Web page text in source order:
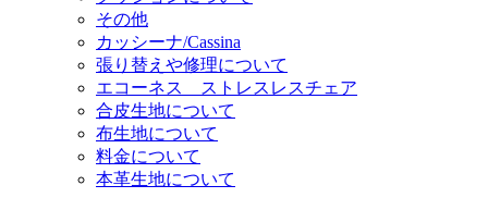
その他
カッシーナ/Cassina
張り替えや修理について
エコーネス ストレスレスチェア
合皮生地について
布生地について
料金について
本革生地について